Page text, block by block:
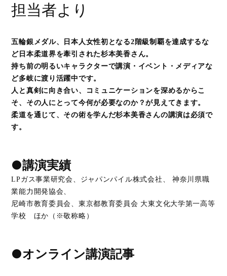
担当者より
五輪銀メダル、日本人女性初となる2階級制覇を達成するな
ど日本柔道界を牽引された杉本美香さん。
持ち前の明るいキャラクターで講演・イベント・メディアな
ど多岐に渡り活躍中です。
人と真剣に向き合い、コミュニケーションを深めるからこ
そ、その人にとって今何が必要なのか？が見えてきます。
柔道を通じて、その術を学んだ杉本美香さんの講演は必須で
す。
●講演実績
LPガス事業研究会、ジャパンパイル株式会社、 神奈川県職
業能力開発協会、
尼崎市教育委員会、東京都教育委員会 大東文化大学第一高等
学校 ほか（※敬称略）
●オンライン講演記事